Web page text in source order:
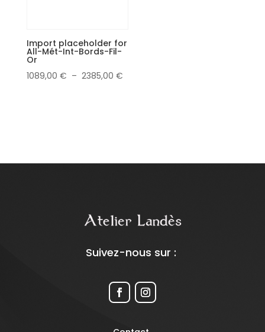
Import placeholder for
All-Mét-Int-Bords-Fil-
Or
1089,00 € – 2385,00 €Plage
Suivez-nous sur :